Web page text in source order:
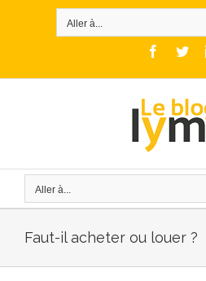
Aller à...
Aller à...
Faut-il acheter ou louer ?